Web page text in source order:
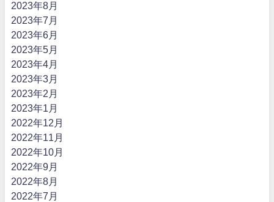
2023年8月
2023年7月
2023年6月
2023年5月
2023年4月
2023年3月
2023年2月
2023年1月
2022年12月
2022年11月
2022年10月
2022年9月
2022年8月
2022年7月